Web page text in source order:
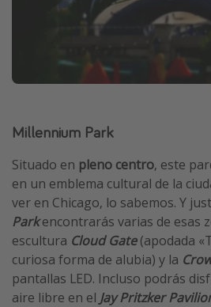
Millennium Park
Situado en pleno centro, este
en un emblema cultural de la
ver en Chicago, lo sabemos. Y
Park encontrarás varias de esas
escultura Cloud Gate(apodada
curiosa forma de alubia) y la
pantallas LED. Incluso podrás
aire libre en el Jay Pritzker